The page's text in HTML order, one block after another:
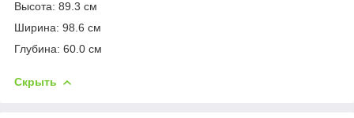
Высота: 89.3 см
Ширина: 98.6 см
Глубина: 60.0 см
Скрыть